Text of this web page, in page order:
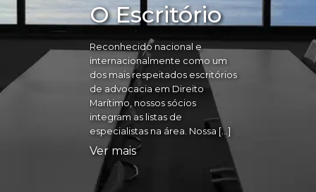
O Escritório
Reconhecido nacional e
internacionalmente como um
dos mais respeitados escritórios
de advocacia em Direito
Marítimo, nossos sócios
integram as listas de
especialistas na área. Nossa […]
Ver mais